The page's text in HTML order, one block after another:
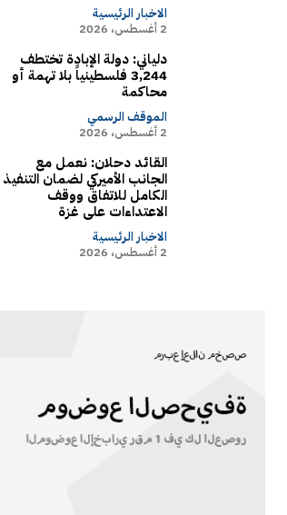
الاخبار الرئيسية
2 أغسطس، 2026
دلياني: دولة الإبادة تختطف
3,244 فلسطينياً بلا تهمة أو
محاكمة
الموقف الرسمي
2 أغسطس، 2026
القائد دحلان: نعمل مع
الجانب الأميركي لضمان التنفيذ
الكامل للاتفاق ووقف
الاعتداءات على غزة
الاخبار الرئيسية
2 أغسطس، 2026